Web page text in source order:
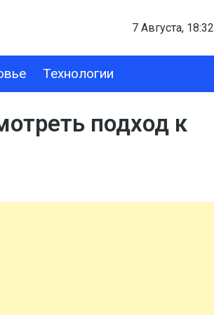
7 Августа, 18:32
Технологии
подход к